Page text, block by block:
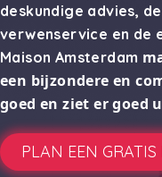
deskundige advies,
verwenservice en de
Maison Amsterdam
een bijzondere en
goed en ziet er goed
PLAN EEN